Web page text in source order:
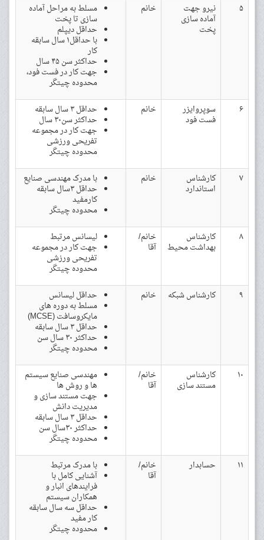
۵
نیرو جهت
آماده سازی
پخت
خانم مسلط به مراحل آماده
سازی تا پخت
حداقل دیپلم
با حداقل۱ سال سابقه
کار
حداکثر سن ۴۵ سال
جهت کار در فست فود،
محدوده چیتگر
۶
سوپروایزر
فست فود
خانم حداقل ۳ سال سابقه
حداکثر سن۳۰ سال
جهت کار در مجموعه
تفریحی ورزشی
محدوده چیتگر
۷
کارشناس
استاندارد
خانم با مدرک مهندسی صنایع
حداقل ۳سال سابقه
کارمفید
محدوده چیتگر
۸
کارشناس
بهداشت محیط
خانم/
آقا
لیسانس مرتبط
جهت کار در مجموعه
تفریحی ورزشی
محدوده چیتگر
۹
کارشناس شبکه خانم حداقل لیسانس
مسلط به دوره های
مایکروسافت (MCSE)
حداقل ۳ سال سابقه
حداکثر ۳۰ سال سن
محدوده چیتگر
۱۰
کارشناس
مستند سازی
خانم/
آقا
مهندسی صنایع سیستم
ها و روش ها
جهت مستند سازی و
مدیریت دانش
حداقل ۳ سال سابقه
حداکثر ۳۰سال سن
محدوده چیتگر
۱۱
حسابدار خانم/
آقا
با مدرک مرتبط
آشنایی کامل با
فرایندهای انبار و
همکاران سیستم
حداقل سه سال سابقه
کار مفید
محدوده چیتگر